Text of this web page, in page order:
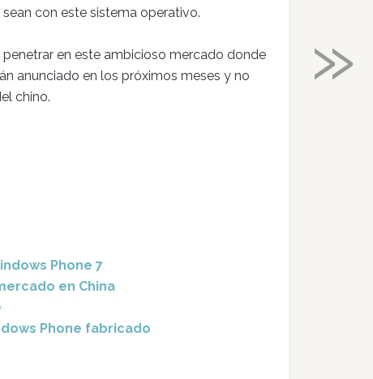
con este sistema operativo.
en este ambicioso mercado donde
anunciado en los próximos meses y no
chino.
Phone 7
en China
Phone fabricado
»